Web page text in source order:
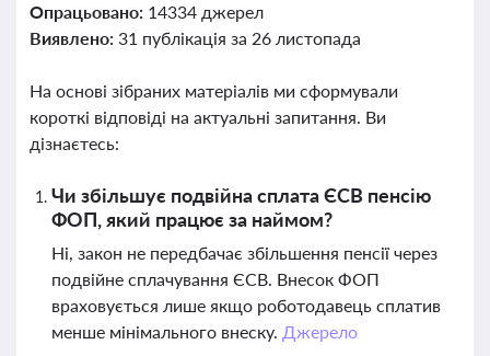
Опрацьовано: 14334 джерел
Виявлено: 31 публікація за 26 листопада
На основі зібраних матеріалів ми сформували
короткі відповіді на актуальні запитання. Ви
дізнаєтесь:
Чи збільшує подвійна сплата ЄСВ пенсію
ФОП, який працює за наймом?
Ні, закон не передбачає збільшення пенсії через
подвійне сплачування ЄСВ. Внесок ФОП
враховується лише якщо роботодавець сплатив
менше мінімального внеску. Джерело